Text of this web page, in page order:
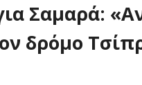
Σαμαρά:
δρόμο